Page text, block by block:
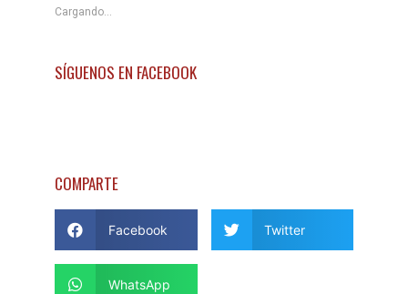
Cargando...
SÍGUENOS EN FACEBOOK
COMPARTE
Facebook Twitter
WhatsApp